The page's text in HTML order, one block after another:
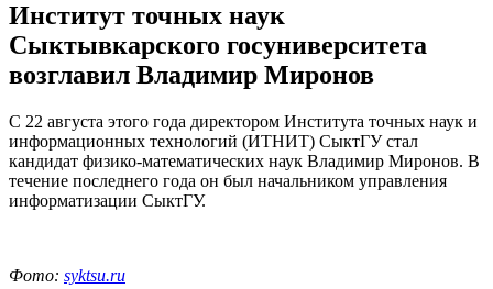
Институт точных наук
Сыктывкарского госуниверситета
возглавил Владимир Миронов
С 22 августа этого года директором Института точных наук и
информационных технологий (ИТНИТ) СыктГУ стал
кандидат физико-математических наук Владимир Миронов. В
течение последнего года он был начальником управления
информатизации СыктГУ.
Фото: syktsu.ru